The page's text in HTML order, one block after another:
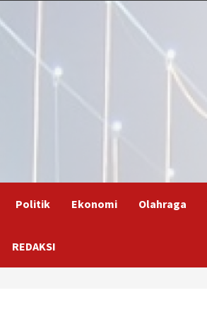
Politik Ekonomi Olahraga
REDAKSI